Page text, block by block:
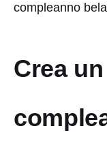
compleanno
Crea